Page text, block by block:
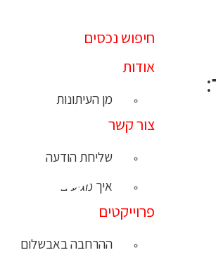
חיפוש נכסים
אודות
מן העיתונות
צור קשר
שליחת הודעה
איך מגיעים
פרוייקטים
ההרחבה באבשלום